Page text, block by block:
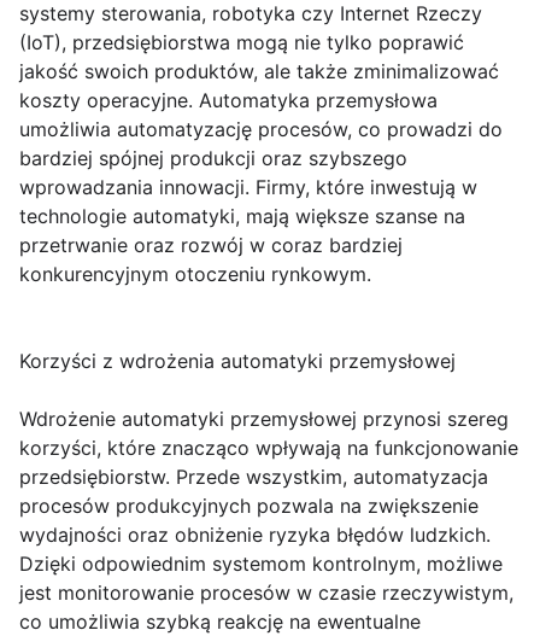
systemy sterowania, robotyka czy Internet Rzeczy
(IoT), przedsiębiorstwa mogą nie tylko poprawić
jakość swoich produktów, ale także zminimalizować
koszty operacyjne. Automatyka przemysłowa
umożliwia automatyzację procesów, co prowadzi do
bardziej spójnej produkcji oraz szybszego
wprowadzania innowacji. Firmy, które inwestują w
technologie automatyki, mają większe szanse na
przetrwanie oraz rozwój w coraz bardziej
konkurencyjnym otoczeniu rynkowym.
Korzyści z wdrożenia automatyki przemysłowej
Wdrożenie automatyki przemysłowej przynosi szereg
korzyści, które znacząco wpływają na funkcjonowanie
przedsiębiorstw. Przede wszystkim, automatyzacja
procesów produkcyjnych pozwala na zwiększenie
wydajności oraz obniżenie ryzyka błędów ludzkich.
Dzięki odpowiednim systemom kontrolnym, możliwe
jest monitorowanie procesów w czasie rzeczywistym,
co umożliwia szybką reakcję na ewentualne